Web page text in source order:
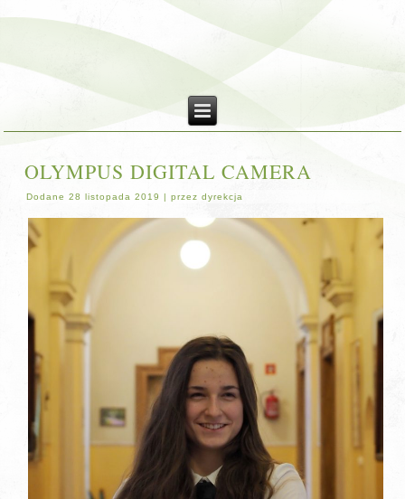
OLYMPUS DIGITAL CAMERA
Dodane 28 listopada 2019 |przez dyrekcja